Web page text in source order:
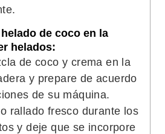
de coco en la
helados:
de coco y crema en la
y prepare de acuerdo
de su máquina.
rallado fresco durante los
y deje que se incorpore